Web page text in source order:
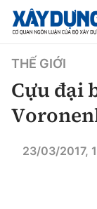
TIN BỘ XÂY DỰNG
THẾ GIỚI
Cựu đại
23/03/2017,